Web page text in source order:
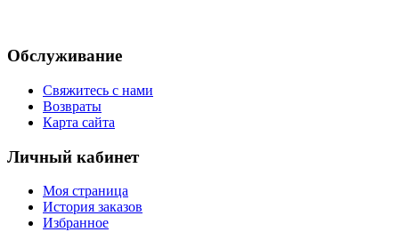
Обслуживание
Свяжитесь с нами
Возвраты
Карта сайта
Личный кабинет
Моя страница
История заказов
Избранное